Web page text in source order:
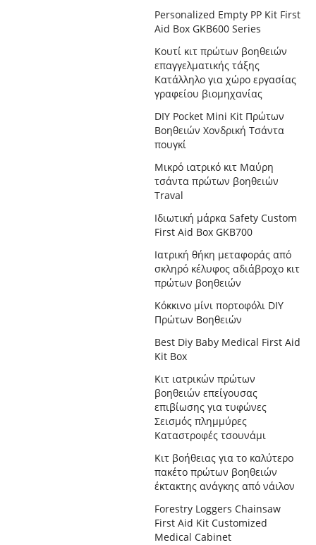
Personalized Empty PP Kit First
Aid Box GKB600 Series
Κουτί κιτ πρώτων βοηθειών
επαγγελματικής τάξης
Κατάλληλο για χώρο εργασίας
γραφείου βιομηχανίας
DIY Pocket Mini Kit Πρώτων
Βοηθειών Χονδρική Τσάντα
πουγκί
Μικρό ιατρικό κιτ Μαύρη
τσάντα πρώτων βοηθειών
Traval
Ιδιωτική μάρκα Safety Custom
First Aid Box GKB700
Ιατρική θήκη μεταφοράς από
σκληρό κέλυφος αδιάβροχο κιτ
πρώτων βοηθειών
Κόκκινο μίνι πορτοφόλι DIY
Πρώτων Βοηθειών
Best Diy Baby Medical First Aid
Kit Box
Κιτ ιατρικών πρώτων
βοηθειών επείγουσας
επιβίωσης για τυφώνες
Σεισμός πλημμύρες
Καταστροφές τσουνάμι
Κιτ βοήθειας για το καλύτερο
πακέτο πρώτων βοηθειών
έκτακτης ανάγκης από νάιλον
Forestry Loggers Chainsaw
First Aid Kit Customized
Medical Cabinet